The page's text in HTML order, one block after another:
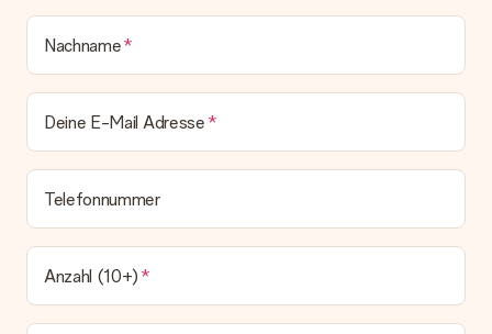
Nachname
Deine E-Mail Adresse
Telefonnummer
Anzahl (10+)